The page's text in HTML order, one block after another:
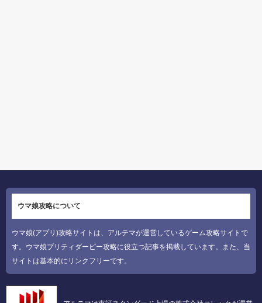
ウマ娘攻略について
ウマ娘(アプリ)攻略サイトは、アルテマが運営しているゲーム攻略サイトで
す。ウマ娘プリティダービー攻略に役立つ記事を掲載しています。また、当
サイトは基本的にリンクフリーです。